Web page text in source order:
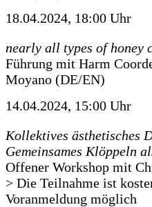
18.04.2024, 18:00 Uhr
nearly all types of honey
Führung mit Harm
Moyano (DE/EN)
14.04.2024, 15:00 Uhr
Kollektives ästhetisches
Gemeinsames Klöppeln
Offener Workshop mit
> Die Teilnahme ist
Voranmeldung möglich